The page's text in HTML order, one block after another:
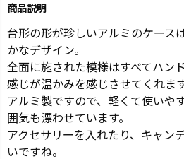
商品説明
台形の形が珍しいアルミのケース
かなデザイン。
全面に施された模様はすべてハン
感じが温かみを感じさせてくれます
アルミ製ですので、軽くて使いや
囲気も漂わせています。
アクセサリーを入れたり、キャン
いですね。